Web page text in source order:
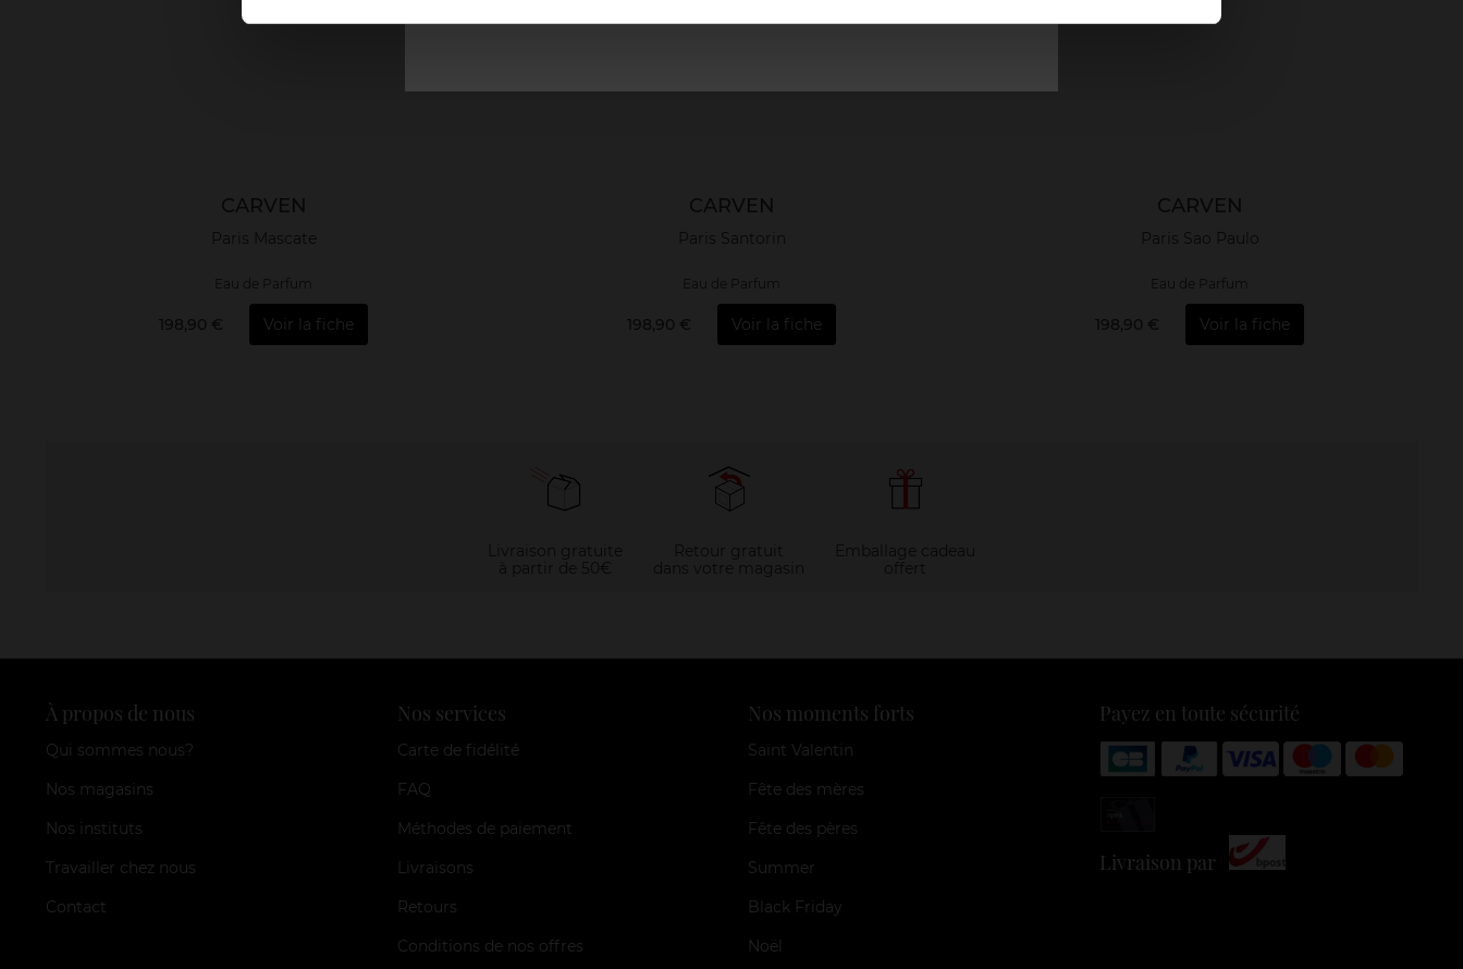
CARVEN
Paris Mascate
Eau de Parfum
198,90 € Voir la fiche
CARVEN
Paris Santorin
Eau de Parfum
198,90 € Voir la fiche
CARVEN
Paris Sao Paulo
Eau de Parfum
198,90 € Voir la fiche
À propos de nous
Qui sommes nous?
Nos magasins
Nos instituts
Travailler chez nous
Contact
Nos services
Carte de fidélité
FAQ
Méthodes de paiement
Livraisons
Retours
Conditions de nos offres
Nos moments forts
Saint Valentin
Fête des mères
Fête des pères
Summer
Black Friday
Noël
Payez en toute sécurité
Livraison par